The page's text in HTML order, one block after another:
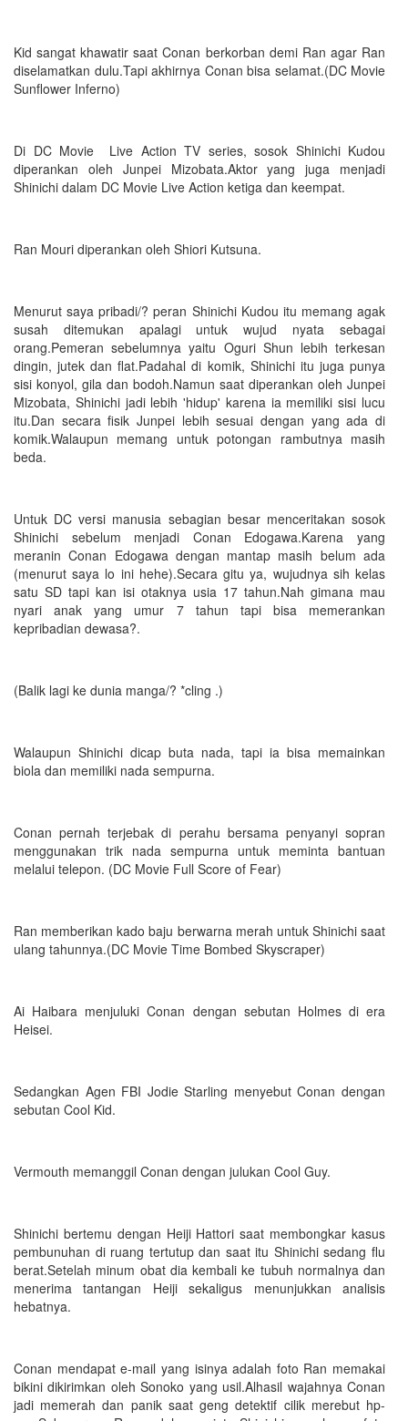
Kid sangat khawatir saat Conan berkorban demi Ran agar Ran
diselamatkan dulu.Tapi akhirnya Conan bisa selamat.(DC Movie
Sunflower Inferno)
Di DC Movie Live Action TV series, sosok Shinichi Kudou
diperankan oleh Junpei Mizobata.Aktor yang juga menjadi
Shinichi dalam DC Movie Live Action ketiga dan keempat.
Ran Mouri diperankan oleh Shiori Kutsuna.
Menurut saya pribadi/? peran Shinichi Kudou itu memang agak
susah ditemukan apalagi untuk wujud nyata sebagai
orang.Pemeran sebelumnya yaitu Oguri Shun lebih terkesan
dingin, jutek dan flat.Padahal di komik, Shinichi itu juga punya
sisi konyol, gila dan bodoh.Namun saat diperankan oleh Junpei
Mizobata, Shinichi jadi lebih 'hidup' karena ia memiliki sisi lucu
itu.Dan secara fisik Junpei lebih sesuai dengan yang ada di
komik.Walaupun memang untuk potongan rambutnya masih
beda.
Untuk DC versi manusia sebagian besar menceritakan sosok
Shinichi sebelum menjadi Conan Edogawa.Karena yang
meranin Conan Edogawa dengan mantap masih belum ada
(menurut saya lo ini hehe).Secara gitu ya, wujudnya sih kelas
satu SD tapi kan isi otaknya usia 17 tahun.Nah gimana mau
nyari anak yang umur 7 tahun tapi bisa memerankan
kepribadian dewasa?.
(Balik lagi ke dunia manga/? *cling .)
Walaupun Shinichi dicap buta nada, tapi ia bisa memainkan
biola dan memiliki nada sempurna.
Conan pernah terjebak di perahu bersama penyanyi sopran
menggunakan trik nada sempurna untuk meminta bantuan
melalui telepon. (DC Movie Full Score of Fear)
Ran memberikan kado baju berwarna merah untuk Shinichi saat
ulang tahunnya.(DC Movie Time Bombed Skyscraper)
Ai Haibara menjuluki Conan dengan sebutan Holmes di era
Heisei.
Sedangkan Agen FBI Jodie Starling menyebut Conan dengan
sebutan Cool Kid.
Vermouth memanggil Conan dengan julukan Cool Guy.
Shinichi bertemu dengan Heiji Hattori saat membongkar kasus
pembunuhan di ruang tertutup dan saat itu Shinichi sedang flu
berat.Setelah minum obat dia kembali ke tubuh normalnya dan
menerima tantangan Heiji sekaligus menunjukkan analisis
hebatnya.
Conan mendapat e-mail yang isinya adalah foto Ran memakai
bikini dikirimkan oleh Sonoko yang usil.Alhasil wajahnya Conan
jadi memerah dan panik saat geng detektif cilik merebut hp-